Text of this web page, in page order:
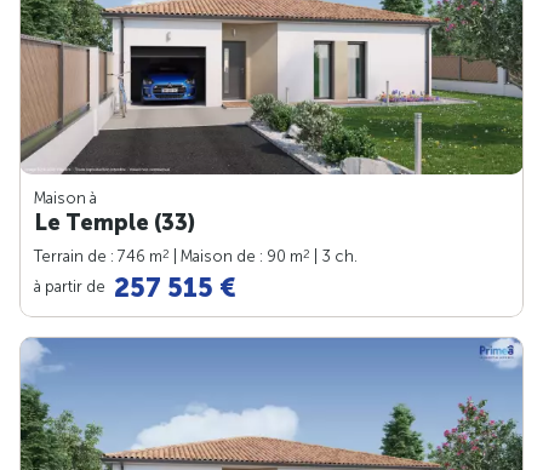
Maison à
Le Temple (33)
Terrain de : 746 m2 | Maison de : 90 m2
| 3 ch.
à partir de 257 515 €